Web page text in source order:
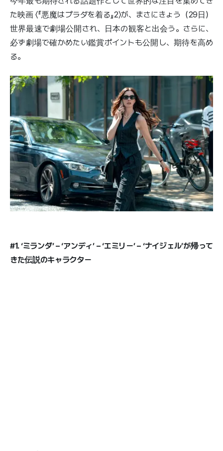
た映画 〈『悪魔はプラダを着る』2〉が、まさにきょう（29日）
世界最速で劇場公開され、日本の観客と出会う。さらに、
必ず劇場で確かめたい鑑賞ポイントも公開し、期待を高め
る。
#1. ‘ミランダ’ – ‘アンディ’ – ‘エミリー’ – ‘ナイジェル’が帰って
きた伝説のキャラクター